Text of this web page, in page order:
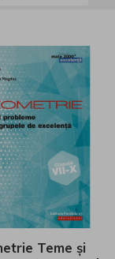
Teme și